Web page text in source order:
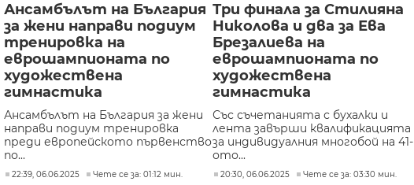
Ансамбълът на България
за жени направи подиум
тренировка на
еврошампионата по
художествена
гимнастика
Ансамбълът на България за жени
направи подиум тренировка
преди европейското първенство
по...
22:39, 06.06.2025 Чете се за: 01:12 мин.
Три финала за Стилияна
Николова и два за Ева
Брезалиева на
еврошампионата по
художествена
гимнастика
Със съчетанията с бухалки и
лента завърши квалификацията
за индивидуалния многобой на 41-
ото...
20:30, 06.06.2025 Чете се за: 03:30 мин.